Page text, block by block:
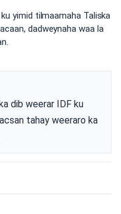
yimid tilmaamaha Taliska
dadweynaha waa la
dib weerar IDF ku
tahay weeraro ka